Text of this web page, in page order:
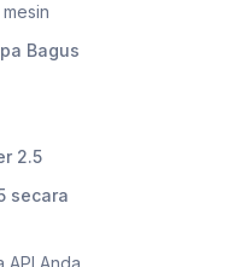
Bagus
2.5
secara
API Anda